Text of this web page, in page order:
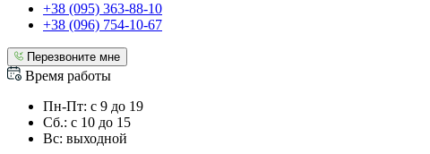
+38 (095) 363-88-10
+38 (096) 754-10-67
Перезвоните мне
Время работы
Пн-Пт: с 9 до 19
Сб.: с 10 до 15
Вс: выходной